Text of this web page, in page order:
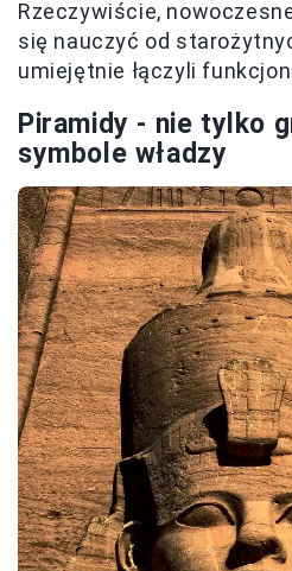
Rzeczywiście,
się nauczyć od
umiejętnie łączyli
Piramidy - nie tylko
symbole władzy